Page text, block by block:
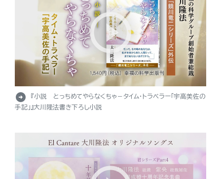
arrow_circle_right
『小説 とっちめてやらなくちゃ－タイム・トラベラー「宇高美佐の
手記」』大川隆法書き下ろし小説